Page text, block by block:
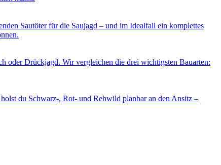
Sautöter für die Saujagd – und im Idealfall ein komplettes
oder Drückjagd. Wir vergleichen die drei wichtigsten Bauarten:
du Schwarz-, Rot- und Rehwild planbar an den Ansitz –